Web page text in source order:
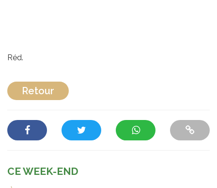
Réd.
Retour
CE WEEK-END